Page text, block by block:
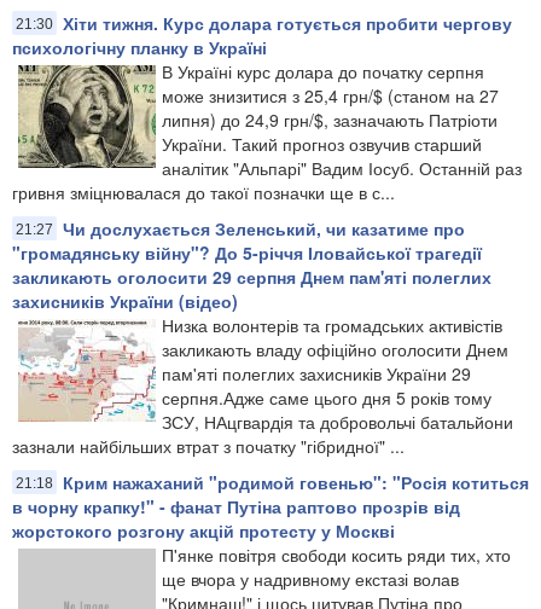
21:30 Хіти тижня. Курс долара готується пробити чергову
психологічну планку в Україні
В Україні курс долара до початку серпня
може знизитися з 25,4 грн/$ (станом на 27
липня) до 24,9 грн/$, зазначають Патріоти
України. Такий прогноз озвучив старший
аналітик "Альпарі" Вадим Іосуб. Останній раз
гривня зміцнювалася до такої позначки ще в с...
21:27
Чи дослухається Зеленський, чи казатиме про
"громадянську війну"? До 5-річчя Іловайської трагедії
закликають оголосити 29 серпня Днем пам'яті полеглих
захисників України (відео)
Низка волонтерів та громадських активістів
закликають владу офіційно оголосити Днем
пам'яті полеглих захисників України 29
серпня.Адже саме цього дня 5 років тому
ЗСУ, НАцгвардія та добровольчі батальйони
зазнали найбільших втрат з початку "гібридної" ...
21:18
Крим нажаханий "родимой говенью": "Росія котиться
в чорну крапку!" - фанат Путіна раптово прозрів від
жорстокого розгону акцій протесту у Москві
П'янке повітря свободи косить ряди тих, хто
ще вчора у надривному екстазі волав
"Кримнаш!" і щось цитував Путіна про